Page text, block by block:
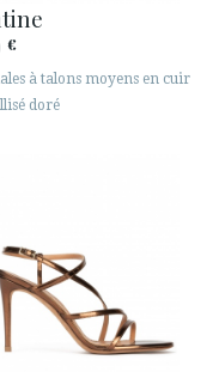
€
à talons moyens en cuir
doré